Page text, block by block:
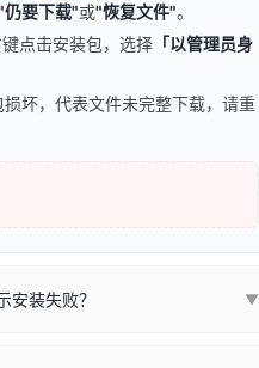
仍要下载"或"恢复文件"。
点击安装包，选择 「以管理员身
坏，代表文件未完整下载，请重
装失败？ ▼